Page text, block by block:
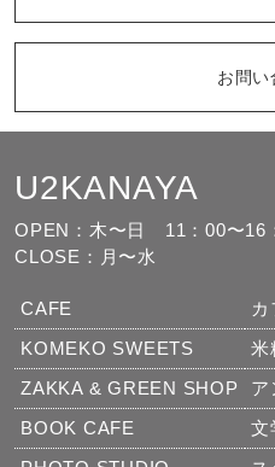
もっと見る
お問
U2KANAYA
OPEN：木〜日 11：00〜16
CLOSE：月〜水
CAFE
KOMEKO SWEETS
米
ZAKKA & GREEN SHOP
ア
BOOK CAFE
文